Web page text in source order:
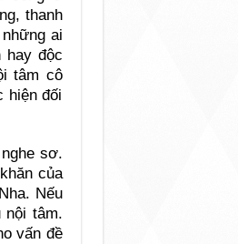
thanh
ai
hay độc
tâm cô
hiện đối
sơ.
của
Nếu
nội tâm.
vấn đề